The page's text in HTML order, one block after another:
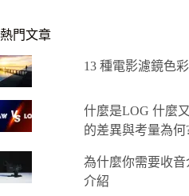
熱門文章
13 種電影濾鏡色
什麼是LOG 什麼
的差異與考量為何
為什麼你需要收
介紹